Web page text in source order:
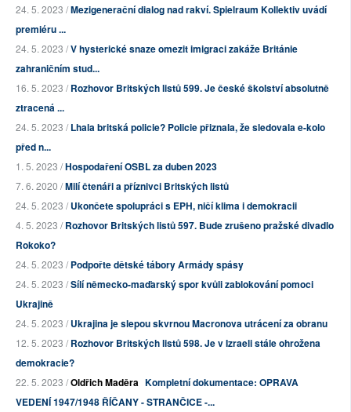
24. 5. 2023 /Mezigenerační dialog nad rakví. Spielraum Kollektiv uvádí
premiéru ...
24. 5. 2023 /V hysterické snaze omezit imigraci zakáže Británie
zahraničním stud...
16. 5. 2023 /Rozhovor Britských listů 599. Je české školství absolutně
ztracená ...
24. 5. 2023 /Lhala britská policie? Policie přiznala, že sledovala e-kolo
před n...
1. 5. 2023 /Hospodaření OSBL za duben 2023
7. 6. 2020 /Milí čtenáři a příznivci Britských listů
24. 5. 2023 /Ukončete spolupráci s EPH, ničí klima i demokracii
4. 5. 2023 /Rozhovor Britských listů 597. Bude zrušeno pražské divadlo
Rokoko?
24. 5. 2023 /Podpořte dětské tábory Armády spásy
24. 5. 2023 /Sílí německo-maďarský spor kvůli zablokování pomoci
Ukrajině
24. 5. 2023 /Ukrajina je slepou skvrnou Macronova utrácení za obranu
12. 5. 2023 /Rozhovor Britských listů 598. Je v Izraeli stále ohrožena
demokracie?
22. 5. 2023 /Oldřich Maděra Kompletní dokumentace: OPRAVA
VEDENÍ 1947/1948 ŘÍČANY - STRANČICE -...